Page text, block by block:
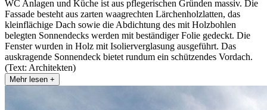
WC Anlagen und Küche ist aus pflegerischen Gründen massiv. Die
Fassade besteht aus zarten waagrechten Lärchenholzlatten, das
kleinflächige Dach sowie die Abdichtung des mit Holzbohlen
belegten Sonnendecks werden mit beständiger Folie gedeckt. Die
Fenster wurden in Holz mit Isolierverglasung ausgeführt. Das
auskragende Sonnendeck bietet rundum ein schützendes Vordach.
(Text: Architekten)
Mehr lesen +